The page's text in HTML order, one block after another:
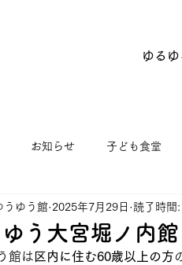
ゆる
お知らせ 子ども食堂
すくすくタイム はら
ゆう大宮堀ノ内
うゆう館 2025年7月29日 読了時間
館は 区内に住む60歳以上の方